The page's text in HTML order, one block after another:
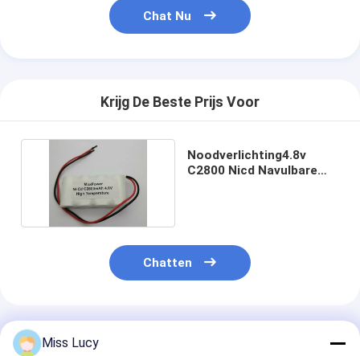
Chat Nu
Krijg De Beste Prijs Voor
Noodverlichting4.8v
C2800 Nicd Navulbare
Chatten
Geadviseerde Producten
Miss Lucy